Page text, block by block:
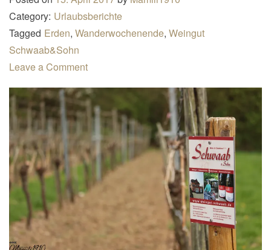
i
n
Category: Urlaubsberichte
Tagged Erden, Wanderwochenende, Weingut
Schwaab&Sohn
Leave a Comment